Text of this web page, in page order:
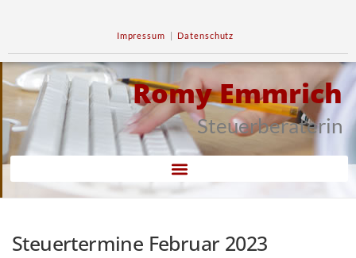
Impressum | Datenschutz
Romy Emmrich
Steuerberaterin
Steuertermine Februar 2023